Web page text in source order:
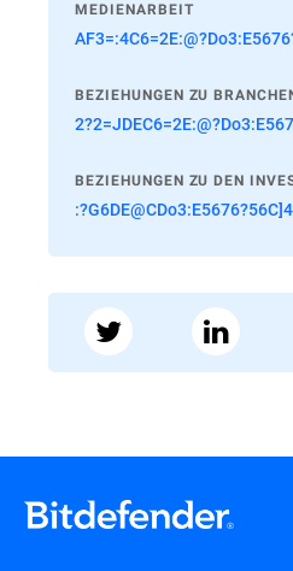
MEDIENARBEIT
BEZIEHUNGEN ZU
BEZIEHUNGEN ZU DEN